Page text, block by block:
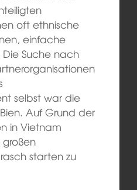
oft ethnische
einfache
Suche nach
selbst war die
Auf Grund der
in Vietnam
starten zu